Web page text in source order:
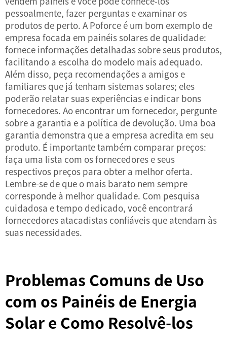
pessoalmente, fazer perguntas e examinar os
produtos de perto. A Poforce é um bom exemplo de
empresa focada em painéis solares de qualidade:
fornece informações detalhadas sobre seus produtos,
facilitando a escolha do modelo mais adequado.
Além disso, peça recomendações a amigos e
familiares que já tenham sistemas solares; eles
poderão relatar suas experiências e indicar bons
fornecedores. Ao encontrar um fornecedor, pergunte
sobre a garantia e a política de devolução. Uma boa
garantia demonstra que a empresa acredita em seu
produto. É importante também comparar preços:
faça uma lista com os fornecedores e seus
respectivos preços para obter a melhor oferta.
Lembre-se de que o mais barato nem sempre
corresponde à melhor qualidade. Com pesquisa
cuidadosa e tempo dedicado, você encontrará
fornecedores atacadistas confiáveis que atendam às
suas necessidades.
Problemas Comuns de Uso
com os Painéis de Energia
Solar e Como Resolvê-los